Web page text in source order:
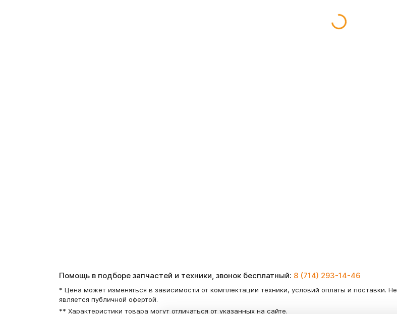
Помощь в подборе запчастей и техники, звонок бесплатный: 8 (714) 293-14-46
* Цена может изменяться в зависимости от комплектации техники, условий оплаты и поставки. Не
является публичной офертой.
** Характеристики товара могут отличаться от указанных на сайте.